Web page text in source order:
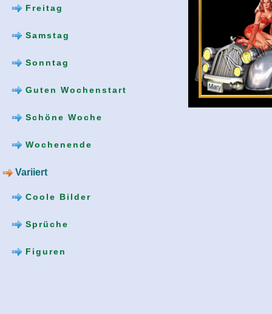
Freitag
Samstag
Sonntag
Guten Wochenstart
Schöne Woche
Wochenende
Variiert
Coole Bilder
Sprüche
Figuren